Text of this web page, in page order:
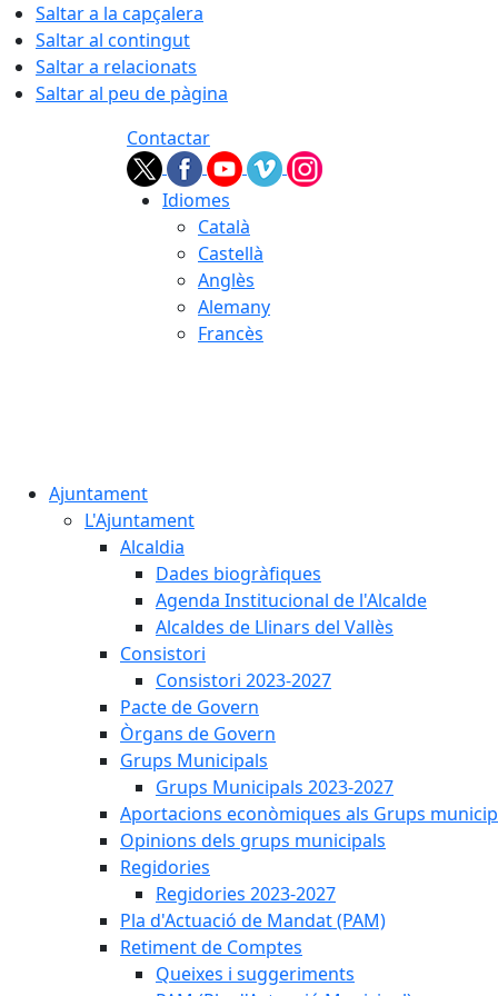
Saltar a la capçalera
Saltar al contingut
Saltar a relacionats
Saltar al peu de pàgina
Contactar
Idiomes
Català
Castellà
Anglès
Alemany
Francès
Ajuntament
L'Ajuntament
Alcaldia
Dades biogràfiques
Agenda Institucional de l'Alcalde
Alcaldes de Llinars del Vallès
Consistori
Consistori 2023-2027
Pacte de Govern
Òrgans de Govern
Grups Municipals
Grups Municipals 2023-2027
Aportacions econòmiques als Grups
Opinions dels grups municipals
Regidories
Regidories 2023-2027
Pla d'Actuació de Mandat (PAM)
Retiment de Comptes
Queixes i suggeriments